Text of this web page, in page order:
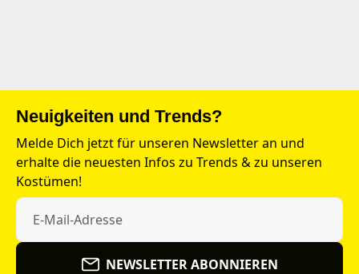
Neuigkeiten und Trends?
Melde Dich jetzt für unseren Newsletter an und
erhalte die neuesten Infos zu Trends & zu unseren
Kostümen!
NEWSLETTER ABONNIEREN